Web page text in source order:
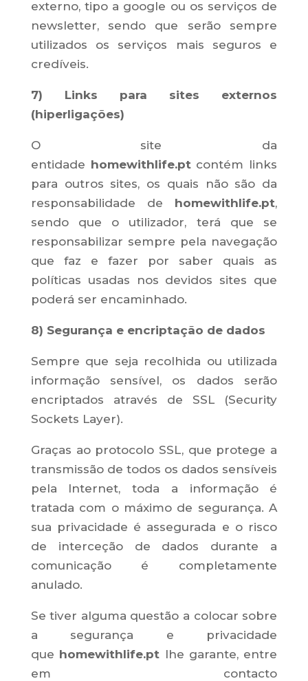
externo, tipo a google ou os serviços de
newsletter, sendo que serão sempre
utilizados os serviços mais seguros e
credíveis.
7) Links para sites externos
(hiperligações)
O site da
entidade homewithlife.pt contém links
para outros sites, os quais não são da
responsabilidade de homewithlife.pt,
sendo que o utilizador, terá que se
responsabilizar sempre pela navegação
que faz e fazer por saber quais as
políticas usadas nos devidos sites que
poderá ser encaminhado.
8) Segurança e encriptação de dados
Sempre que seja recolhida ou utilizada
informação sensível, os dados serão
encriptados através de SSL (Security
Sockets Layer).
Graças ao protocolo SSL, que protege a
transmissão de todos os dados sensíveis
pela Internet, toda a informação é
tratada com o máximo de segurança. A
sua privacidade é assegurada e o risco
de interceção de dados durante a
comunicação é completamente
anulado.
Se tiver alguma questão a colocar sobre
a segurança e privacidade
que homewithlife.pt lhe garante, entre
em contacto